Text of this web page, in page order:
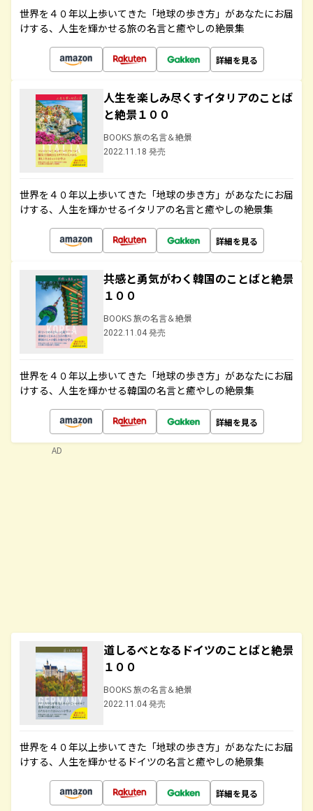
世界を４０年以上歩いてきた「地球の歩き方」があなたにお届
けする、人生を輝かせる旅の名言と癒やしの絶景集
詳細を見る
人生を楽しみ尽くすイタリアのことば
と絶景１００
BOOKS 旅の名言＆絶景
2022.11.18 発売
世界を４０年以上歩いてきた「地球の歩き方」があなたにお届
けする、人生を輝かせるイタリアの名言と癒やしの絶景集
詳細を見る
共感と勇気がわく韓国のことばと絶景
１００
BOOKS 旅の名言＆絶景
2022.11.04 発売
世界を４０年以上歩いてきた「地球の歩き方」があなたにお届
けする、人生を輝かせる韓国の名言と癒やしの絶景集
詳細を見る
道しるべとなるドイツのことばと絶景
１００
BOOKS 旅の名言＆絶景
2022.11.04 発売
世界を４０年以上歩いてきた「地球の歩き方」があなたにお届
けする、人生を輝かせるドイツの名言と癒やしの絶景集
詳細を見る
AD